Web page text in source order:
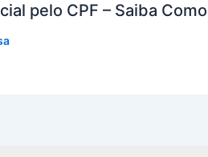
pelo CPF – Saiba Como